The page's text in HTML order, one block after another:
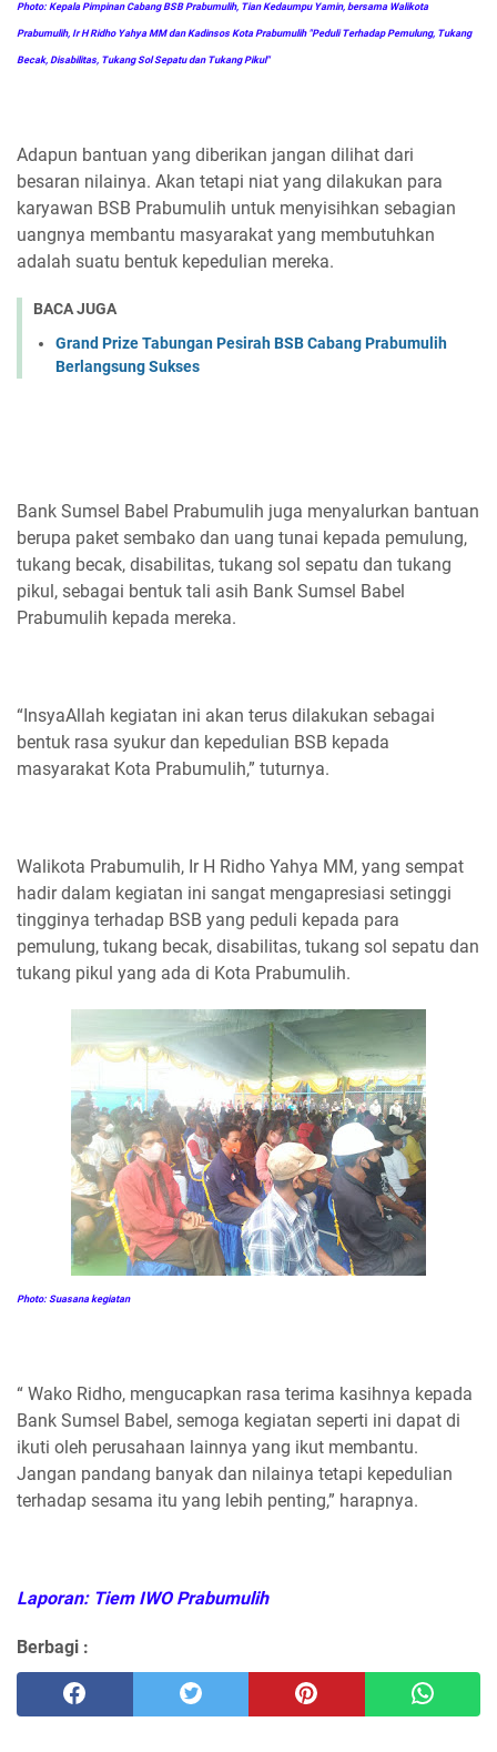
Photo: Kepala Pimpinan Cabang BSB Prabumulih, Tian Kedaumpu Yamin, bersama Walikota
Prabumulih, Ir H Ridho Yahya MM dan Kadinsos Kota Prabumulih "Peduli Terhadap Pemulung, Tukang
Becak, Disabilitas, Tukang Sol Sepatu dan Tukang Pikul"
Adapun bantuan yang diberikan jangan dilihat dari
besaran nilainya. Akan tetapi niat yang dilakukan para
karyawan BSB Prabumulih untuk menyisihkan sebagian
uangnya membantu masyarakat yang membutuhkan
adalah suatu bentuk kepedulian mereka.
BACA JUGA
Grand Prize Tabungan Pesirah BSB Cabang Prabumulih
Berlangsung Sukses
Bank Sumsel Babel Prabumulih juga menyalurkan bantuan
berupa paket sembako dan uang tunai kepada pemulung,
tukang becak, disabilitas, tukang sol sepatu dan tukang
pikul, sebagai bentuk tali asih Bank Sumsel Babel
Prabumulih kepada mereka.
“InsyaAllah kegiatan ini akan terus dilakukan sebagai
bentuk rasa syukur dan kepedulian BSB kepada
masyarakat Kota Prabumulih,” tuturnya.
Walikota Prabumulih, Ir H Ridho Yahya MM, yang sempat
hadir dalam kegiatan ini sangat mengapresiasi setinggi
tingginya terhadap BSB yang peduli kepada para
pemulung, tukang becak, disabilitas, tukang sol sepatu dan
tukang pikul yang ada di Kota Prabumulih.
Photo: Suasana kegiatan
“ Wako Ridho, mengucapkan rasa terima kasihnya kepada
Bank Sumsel Babel, semoga kegiatan seperti ini dapat di
ikuti oleh perusahaan lainnya yang ikut membantu.
Jangan pandang banyak dan nilainya tetapi kepedulian
terhadap sesama itu yang lebih penting,” harapnya.
Laporan: Tiem IWO Prabumulih
Berbagi :